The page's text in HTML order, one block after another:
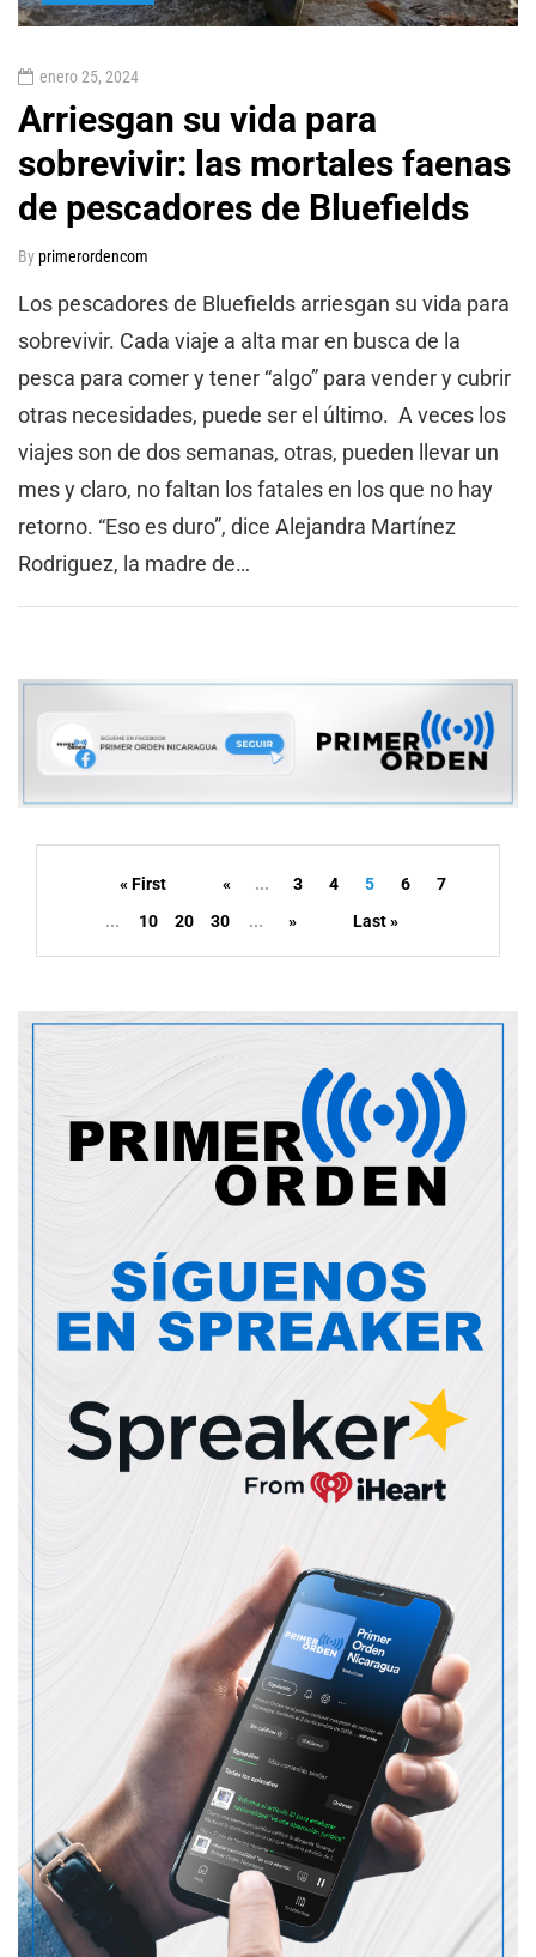
enero 25, 2024
Arriesgan su vida para
sobrevivir: las mortales faenas
de pescadores de Bluefields
Byprimerordencom
Los pescadores de Bluefields arriesgan su vida para
sobrevivir. Cada viaje a alta mar en busca de la
pesca para comer y tener “algo” para vender y cubrir
otras necesidades, puede ser el último. A veces los
viajes son de dos semanas, otras, pueden llevar un
mes y claro, no faltan los fatales en los que no hay
retorno. “Eso es duro”, dice Alejandra Martínez
Rodriguez, la madre de…
« First « ... 3 4 5 6
7
...
10 20 30 ... » Last »